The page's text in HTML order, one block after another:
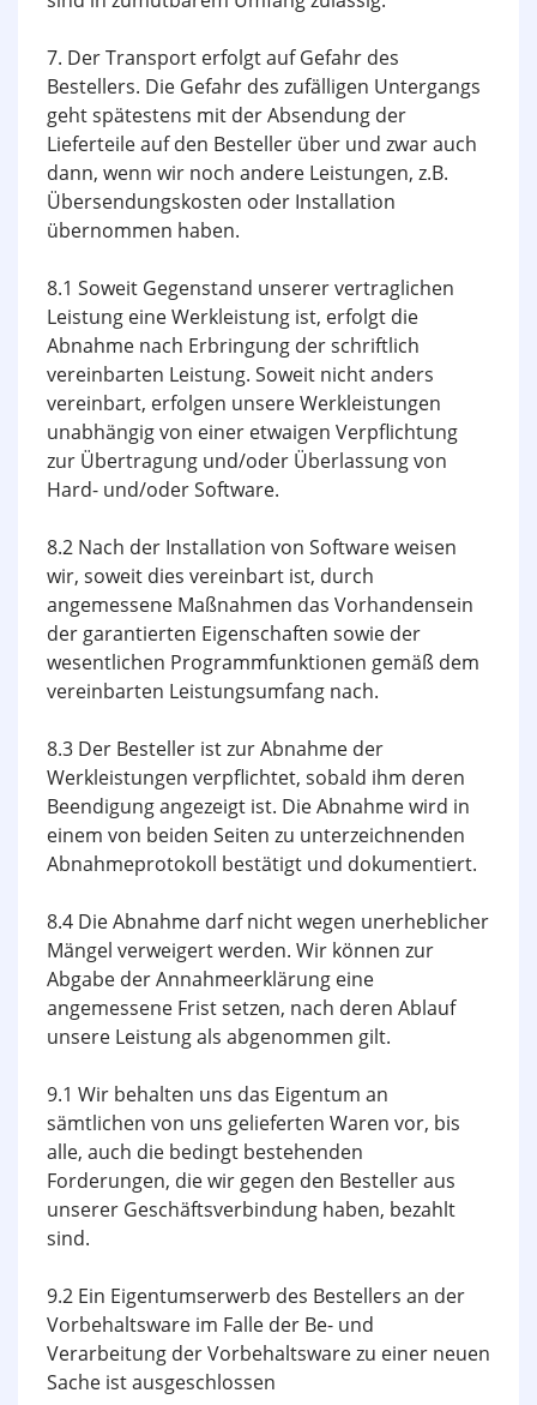
7. Der Transport erfolgt auf Gefahr des
Bestellers. Die Gefahr des zufälligen Untergangs
geht spätestens mit der Absendung der
Lieferteile auf den Besteller über und zwar auch
dann, wenn wir noch andere Leistungen, z.B.
Übersendungskosten oder Installation
übernommen haben.
8.1 Soweit Gegenstand unserer vertraglichen
Leistung eine Werkleistung ist, erfolgt die
Abnahme nach Erbringung der schriftlich
vereinbarten Leistung. Soweit nicht anders
vereinbart, erfolgen unsere Werkleistungen
unabhängig von einer etwaigen Verpflichtung
zur Übertragung und/oder Überlassung von
Hard- und/oder Software.
8.2 Nach der Installation von Software weisen
wir, soweit dies vereinbart ist, durch
angemessene Maßnahmen das Vorhandensein
der garantierten Eigenschaften sowie der
wesentlichen Programmfunktionen gemäß dem
vereinbarten Leistungsumfang nach.
8.3 Der Besteller ist zur Abnahme der
Werkleistungen verpflichtet, sobald ihm deren
Beendigung angezeigt ist. Die Abnahme wird in
einem von beiden Seiten zu unterzeichnenden
Abnahmeprotokoll bestätigt und dokumentiert.
8.4 Die Abnahme darf nicht wegen unerheblicher
Mängel verweigert werden. Wir können zur
Abgabe der Annahmeerklärung eine
angemessene Frist setzen, nach deren Ablauf
unsere Leistung als abgenommen gilt.
9.1 Wir behalten uns das Eigentum an
sämtlichen von uns gelieferten Waren vor, bis
alle, auch die bedingt bestehenden
Forderungen, die wir gegen den Besteller aus
unserer Geschäftsverbindung haben, bezahlt
sind.
9.2 Ein Eigentumserwerb des Bestellers an der
Vorbehaltsware im Falle der Be- und
Verarbeitung der Vorbehaltsware zu einer neuen
Sache ist ausgeschlossen